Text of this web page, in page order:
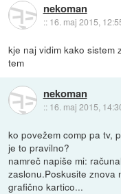
nekoman
:: 16. maj 2015,
kje naj vidim kako sistem
tem
nekoman
:: 16. maj 2015,
ko povežem comp pa tv,
je to pravilno?
namreč napiše mi:
zaslonu.Poskusite znova
grafično kartico...